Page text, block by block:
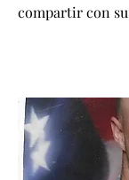
compartir con